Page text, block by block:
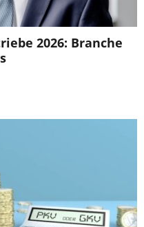
2026: Branche